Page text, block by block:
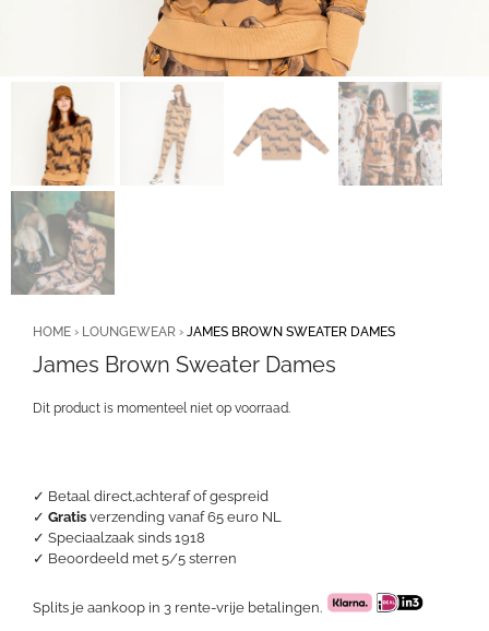
✓ Betaal direct,achteraf of gespreid
✓ Gratis verzending vanaf 65 euro NL
✓ Speciaalzaak sinds 1918
✓ Beoordeeld met 5/5 sterren
Splits je aankoop in 3 rente-vrije betalingen.
HOME › LOUNGEWEAR › JAMES BROWN SWEATER DAMES
James Brown Sweater Dames
Dit product is momenteel niet op voorraad.